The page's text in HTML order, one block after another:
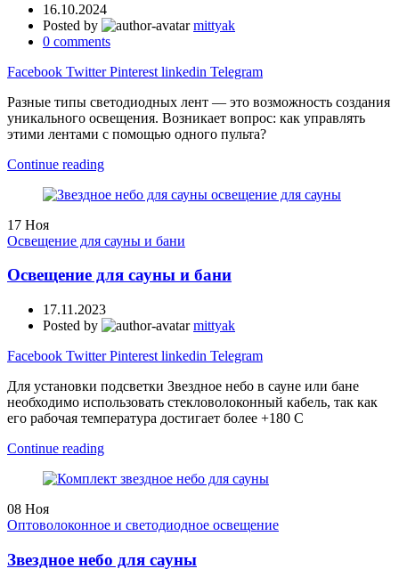
16.10.2024
Posted by
mittyak
0 comments
Facebook Twitter Pinterest linkedin Telegram
Разные типы светодиодных лент — это возможность создания
уникального освещения. Возникает вопрос: как управлять
этими лентами с помощью одного пульта?
Continue reading
17 Ноя
Освещение для сауны и бани
Освещение для сауны и бани
17.11.2023
Posted by
mittyak
Facebook Twitter Pinterest linkedin Telegram
Для установки подсветки Звездное небо в сауне или бане
необходимо использовать стекловолоконный кабель, так как
его рабочая температура достигает более +180 С
Continue reading
08 Ноя
Оптоволоконное и светодиодное освещение
Звездное небо для сауны